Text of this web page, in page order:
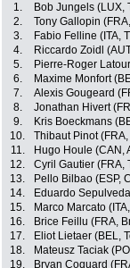
1. Bob Jungels (LUX,
2.
Tony Gallopin
3.
Fabio Felline (ITA,
4.
Riccardo Zoidl
5.
Pierre-Roger
6.
Maxime Monfort
7.
Alexis Gougeard
8.
Jonathan Hivert
9.
Kris Boeckmans
10.
Thibaut Pinot (FRA,
11.
Hugo Houle (CAN,
12.
Cyril Gautier (FRA,
13.
Pello Bilbao (ESP,
14.
Eduardo
15.
Marco Marcato
16.
Brice Feillu (FRA,
17.
Eliot Lietaer (BEL,
18.
Mateusz Taciak
19.
Bryan Coquard